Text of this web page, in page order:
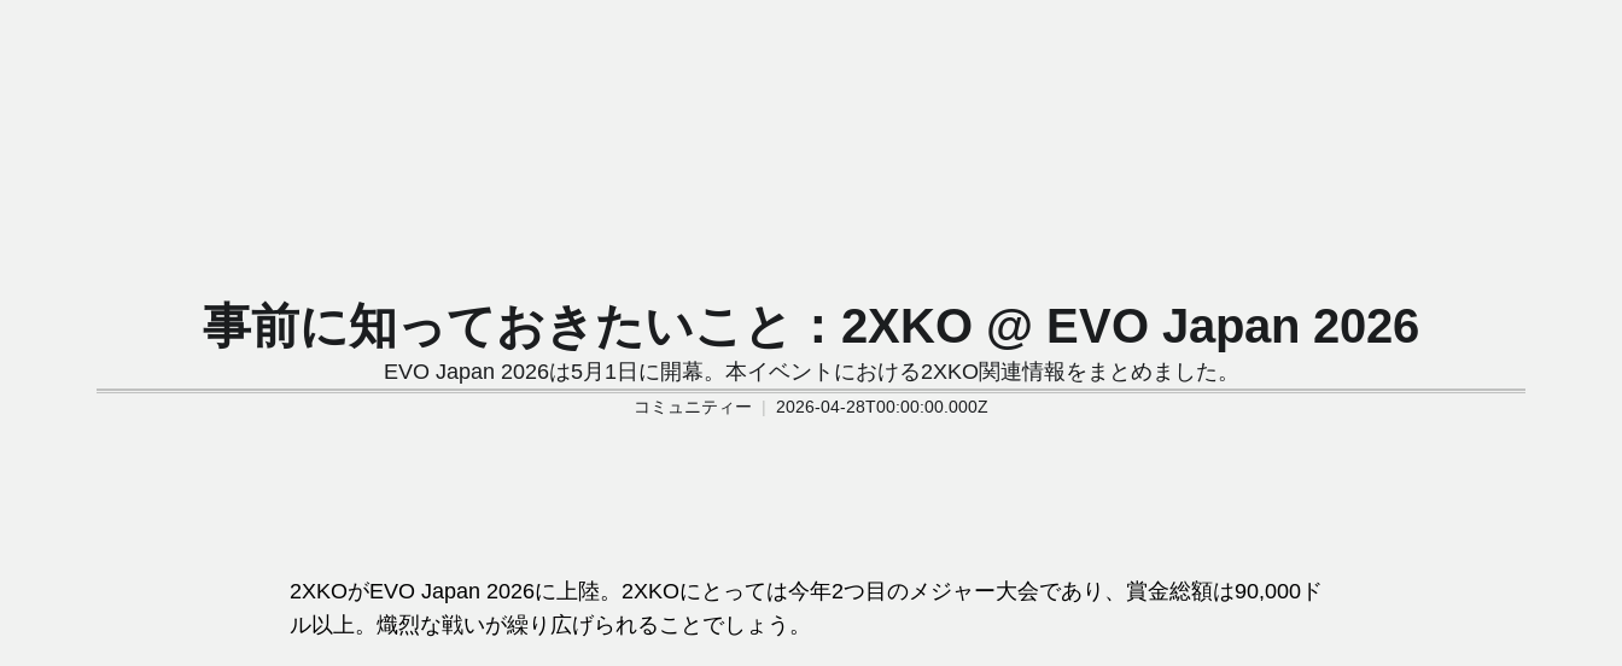
事前に知っておきたいこと：2XKO @ EVO Japan 2026
EVO Japan 2026は5月1日に開幕。本イベントにおける2XKO関連情報をまとめました。
コミュニティー 2026-04-28T00:00:00.000Z
2XKOがEVO Japan 2026に上陸。2XKOにとっては今年2つ目のメジャー大会であり、賞金総額は90,000ド
ル以上。熾烈な戦いが繰り広げられることでしょう。